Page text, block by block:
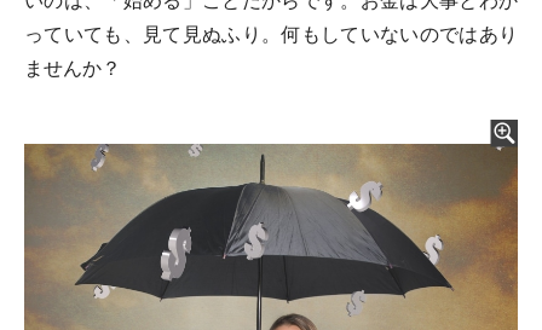
っていても、見て見ぬふり。何もしていないのではあり
ませんか？